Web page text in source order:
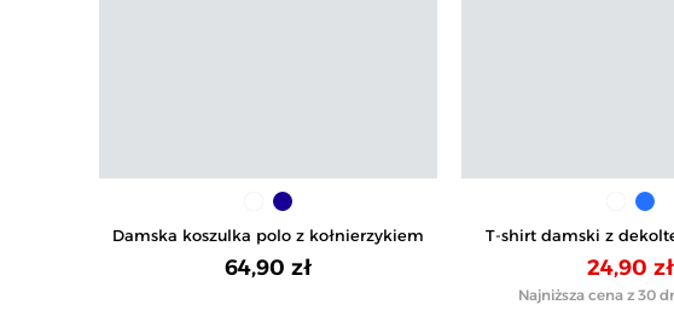
Damska koszulka polo z kołnierzykiem
64,90 zł
T-shirt damski z
dzianiny
24,90 zł
Najniższa cena z 30